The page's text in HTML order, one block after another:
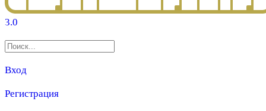
3.0
Вход
Регистрация